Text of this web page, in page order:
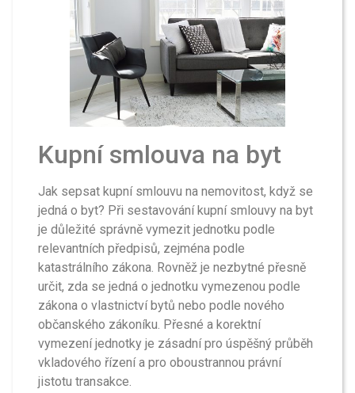
Kupní smlouva na byt
Jak sepsat kupní smlouvu na nemovitost, když se
jedná o byt? Při sestavování kupní smlouvy na byt
je důležité správně vymezit jednotku podle
relevantních předpisů, zejména podle
katastrálního zákona. Rovněž je nezbytné přesně
určit, zda se jedná o jednotku vymezenou podle
zákona o vlastnictví bytů nebo podle nového
občanského zákoníku. Přesné a korektní
vymezení jednotky je zásadní pro úspěšný průběh
vkladového řízení a pro oboustrannou právní
jistotu transakce.